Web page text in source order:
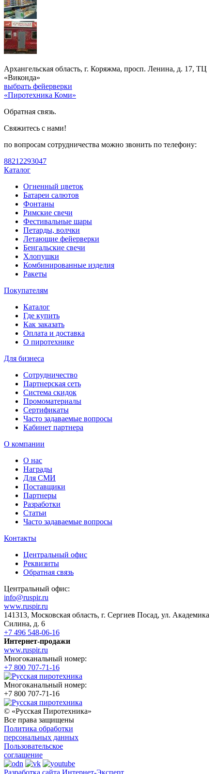
Архангельская область, г. Коряжма, просп. Ленина, д. 17, ТЦ
«Виконда»
выбрать фейерверки
«Пиротехника Коми»
Обратная связь.
Свяжитесь с нами!
по вопросам сотрудничества можно звонить по телефону:
88212293047
Каталог
Огненный цветок
Батареи салютов
Фонтаны
Римские свечи
Фестивальные шары
Петарды, волчки
Летающие фейерверки
Бенгальские свечи
Хлопушки
Комбинированные изделия
Ракеты
Покупателям
Каталог
Где купить
Как заказать
Оплата и доставка
О пиротехнике
Для бизнеса
Сотрудничество
Партнерская сеть
Система скидок
Промоматериалы
Сертификаты
Часто задаваемые вопросы
Кабинет партнера
О компании
О нас
Награды
Для СМИ
Поставщики
Партнеры
Разработки
Статьи
Часто задаваемые вопросы
Контакты
Центральный офис
Реквизиты
Обратная связь
Центральный офис:
info@ruspir.ru
www.ruspir.ru
141313, Московская область, г. Сергиев Посад, ул. Академика
Силина, д. 6
+7 496 548-06-16
Интернет-продажи
www.ruspir.ru
Многоканальный номер:
+7 800 707-71-16
Многоканальный номер:
+7 800 707-71-16
© «Русская Пиротехника»
Все права защищены
Политика обработки
персональных данных
Пользовательское
соглашение
Разработка сайта Интернет-Эксперт